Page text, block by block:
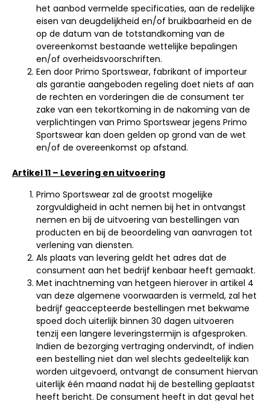
het aanbod vermelde specificaties, aan de redelijke
eisen van deugdelijkheid en/of bruikbaarheid en de
op de datum van de totstandkoming van de
overeenkomst bestaande wettelijke bepalingen
en/of overheidsvoorschriften.
Een door Primo Sportswear, fabrikant of importeur
als garantie aangeboden regeling doet niets af aan
de rechten en vorderingen die de consument ter
zake van een tekortkoming in de nakoming van de
verplichtingen van Primo Sportswear jegens Primo
Sportswear kan doen gelden op grond van de wet
en/of de overeenkomst op afstand.
Artikel 11 – Levering en uitvoering
Primo Sportswear zal de grootst mogelijke
zorgvuldigheid in acht nemen bij het in ontvangst
nemen en bij de uitvoering van bestellingen van
producten en bij de beoordeling van aanvragen tot
verlening van diensten.
Als plaats van levering geldt het adres dat de
consument aan het bedrijf kenbaar heeft gemaakt.
Met inachtneming van hetgeen hierover in artikel 4
van deze algemene voorwaarden is vermeld, zal het
bedrijf geaccepteerde bestellingen met bekwame
spoed doch uiterlijk binnen 30 dagen uitvoeren
tenzij een langere leveringstermijn is afgesproken.
Indien de bezorging vertraging ondervindt, of indien
een bestelling niet dan wel slechts gedeeltelijk kan
worden uitgevoerd, ontvangt de consument hiervan
uiterlijk één maand nadat hij de bestelling geplaatst
heeft bericht. De consument heeft in dat geval het